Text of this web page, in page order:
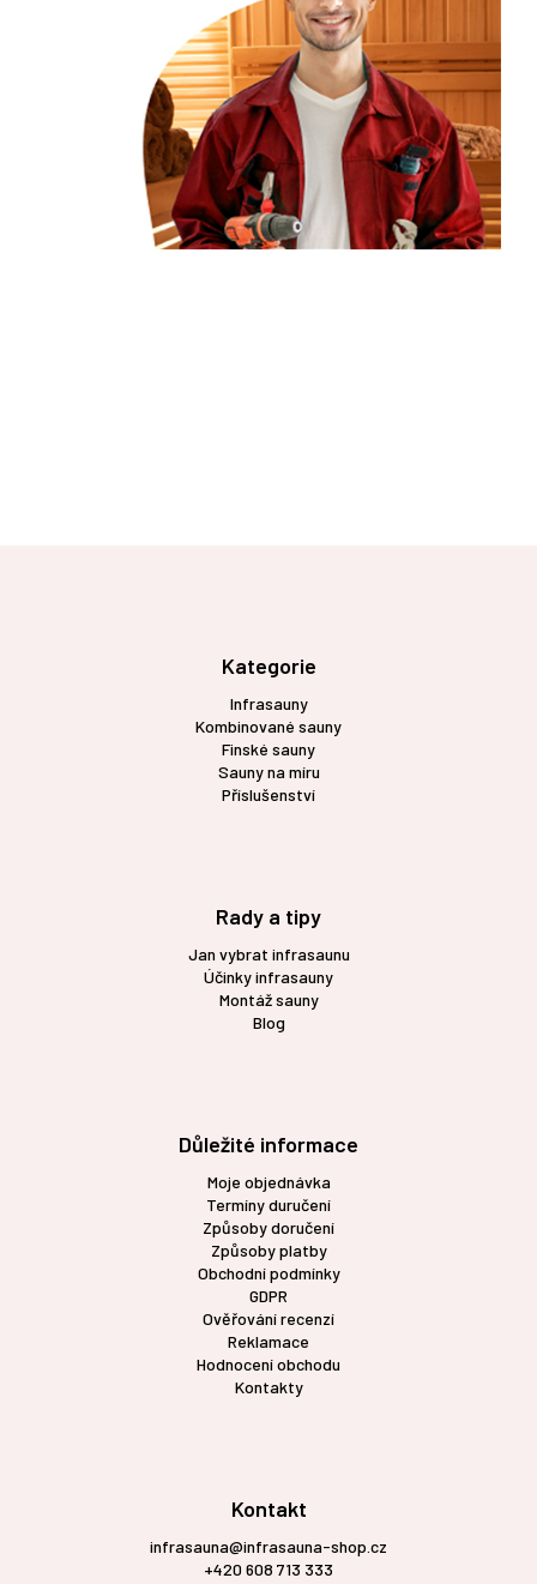
Kategorie
Infrasauny
Kombinované sauny
Finské sauny
Sauny na míru
Příslušenství
Rady a tipy
Jan vybrat infrasaunu
Účinky infrasauny
Montáž sauny
Blog
Důležité informace
Moje objednávka
Termíny duručení
Způsoby doručení
Způsoby platby
Obchodní podmínky
GDPR
Ověřování recenzí
Reklamace
Hodnocení obchodu
Kontakty
Kontakt
infrasauna@infrasauna-shop.cz
+420 608 713 333